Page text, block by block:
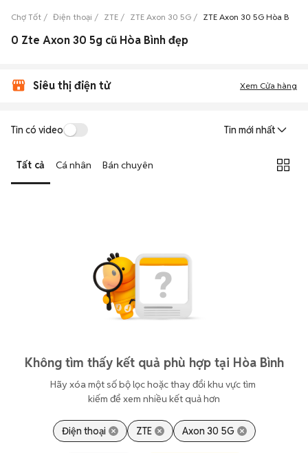
Chợ Tốt Điện thoại ZTE ZTE Axon 30 5G ZTE Axon 30 5G Hòa Bình
0 Zte Axon 30 5g cũ Hòa Bình đẹp
Siêu thị điện tử Xem Cửa hàng
Tin có video Tin mới nhất
Tất cả Cá nhân Bán chuyên
Không tìm thấy kết quả phù hợp tại Hòa Bình
Hãy xóa một số bộ lọc hoặc thay đổi khu vực tìm
kiếm để xem nhiều kết quả hơn
Điện thoại ZTE Axon 30 5G